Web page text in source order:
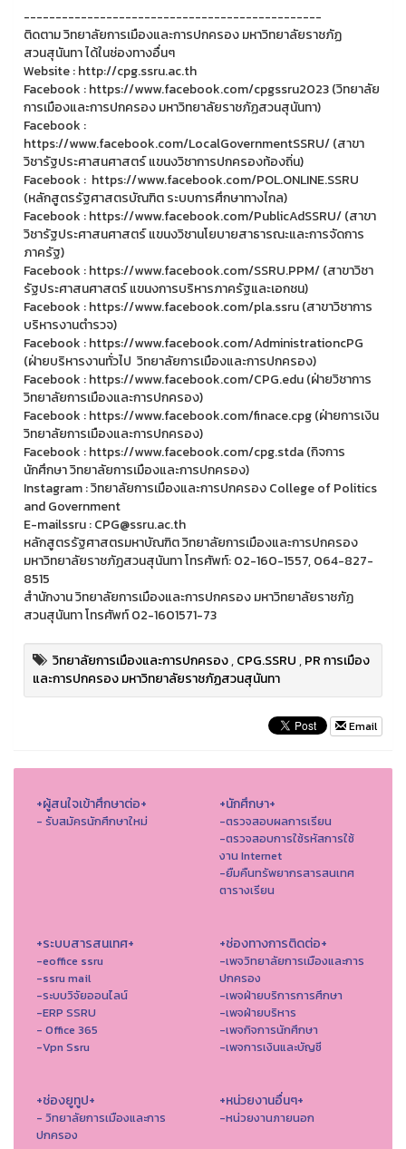
-----------------------------------------------
ติดตาม วิทยาลัยการเมืองและการปกครอง มหาวิทยาลัยราชภัฏ
สวนสุนันทา ได้ในช่องทางอื่นๆ
Website : http://cpg.ssru.ac.th
Facebook : https://www.facebook.com/cpgssru2023 (วิทยาลัย
การเมืองและการปกครอง มหาวิทยาลัยราชภัฏสวนสุนันทา)
Facebook :
https://www.facebook.com/LocalGovernmentSSRU/ (สาขา
วิชารัฐประศาสนศาสตร์ แขนงวิชาการปกครองท้องถิ่น)
Facebook : https://www.facebook.com/POL.ONLINE.SSRU
(หลักสูตรรัฐศาสตรบัณฑิต ระบบการศึกษาทางไกล)
Facebook : https://www.facebook.com/PublicAdSSRU/ (สาขา
วิชารัฐประศาสนศาสตร์ แขนงวิชานโยบายสาธารณะและการจัดการ
ภาครัฐ)
Facebook : https://www.facebook.com/SSRU.PPM/ (สาขาวิชา
รัฐประศาสนศาสตร์ แขนงการบริหารภาครัฐและเอกชน)
Facebook : https://www.facebook.com/pla.ssru (สาขาวิชาการ
บริหารงานตำรวจ)
Facebook : https://www.facebook.com/AdministrationcPG
(ฝ่ายบริหารงานทั่วไป วิทยาลัยการเมืองและการปกครอง)
Facebook : https://www.facebook.com/CPG.edu (ฝ่ายวิชาการ
วิทยาลัยการเมืองและการปกครอง)
Facebook : https://www.facebook.com/finace.cpg (ฝ่ายการเงิน
วิทยาลัยการเมืองและการปกครอง)
Facebook : https://www.facebook.com/cpg.stda (กิจการ
นักศึกษา วิทยาลัยการเมืองและการปกครอง)
Instagram : วิทยาลัยการเมืองและการปกครอง College of Politics
and Government
E-mailssru : CPG@ssru.ac.th
หลักสูตรรัฐศาสตรมหาบัณฑิต วิทยาลัยการเมืองและการปกครอง
มหาวิทยาลัยราชภัฏสวนสุนันทา โทรศัพท์: 02-160-1557, 064-827-
8515
สำนักงาน วิทยาลัยการเมืองและการปกครอง มหาวิทยาลัยราชภัฏ
สวนสุนันทา โทรศัพท์ 02-1601571-73
วิทยาลัยการเมืองและการปกครอง,CPG.SSRU,PR การเมือง
และการปกครอง มหาวิทยาลัยราชภัฏสวนสุนันทา
Email
+ผู้สนใจเข้าศึกษาต่อ+
- รับสมัครนักศึกษาใหม่
+นักศึกษา+
-ตรวจสอบผลการเรียน
-ตรวจสอบการใช้รหัสการใช้
งาน Internet
-ยืมคืนทรัพยากรสารสนเทศ
ตารางเรียน
+ระบบสารสนเทศ+
-eoffice ssru
-ssru mail
-ระบบวิจัยออนไลน์
-ERP SSRU
- Office 365
-Vpn Ssru
+ช่องทางการติดต่อ+
-เพจวิทยาลัยการเมืองและการ
ปกครอง
-เพจฝ่ายบริการการศึกษา
-เพจฝ่ายบริหาร
-เพจกิจการนักศึกษา
-เพจการเงินและบัญชี
+ช่องยูทูป+
- วิทยาลัยการเมืองและการ
ปกครอง
+หน่วยงานอื่นๆ+
-หน่วยงานภายนอก